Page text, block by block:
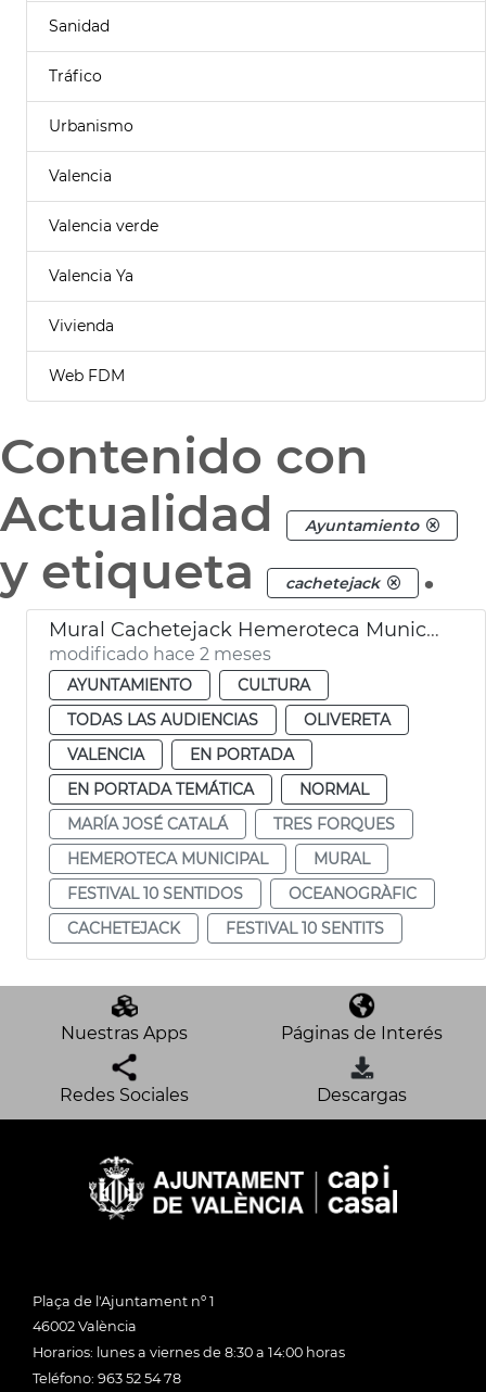
Sanidad
Tráfico
Urbanismo
Valencia
Valencia verde
Valencia Ya
Vivienda
Web FDM
Contenido con
Actualidad
Ayuntamiento
y etiqueta cachetejack .
Mural Cachetejack Hemeroteca Municipal València
modificado hace 2 meses
AYUNTAMIENTO
CULTURA
TODAS LAS AUDIENCIAS
OLIVERETA
VALENCIA
EN PORTADA
EN PORTADA TEMÁTICA
NORMAL
MARÍA JOSÉ CATALÁ
TRES FORQUES
HEMEROTECA MUNICIPAL
MURAL
FESTIVAL 10 SENTIDOS
OCEANOGRÀFIC
CACHETEJACK
FESTIVAL 10 SENTITS
Nuestras Apps Páginas de Interés
Redes Sociales Descargas
Plaça de l'Ajuntament nº 1
46002 València
Horarios: lunes a viernes de 8:30 a 14:00 horas
Teléfono: 963 52 54 78